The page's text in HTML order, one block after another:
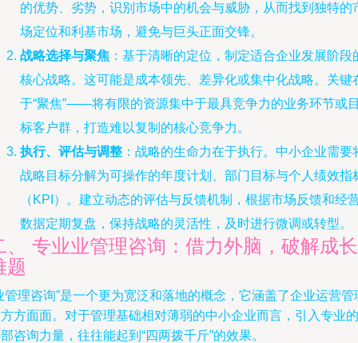
的优势、劣势，识别市场中的机会与威胁，从而找到独特的
场定位和利基市场，避免与巨头正面交锋。
战略选择与聚焦 ：基于清晰的定位，制定适合企业发展阶段
核心战略。这可能是成本领先、差异化或集中化战略。关键
于“聚焦”——将有限的资源集中于最具竞争力的业务环节或
标客户群，打造难以复制的核心竞争力。
执行、评估与调整 ：战略的生命力在于执行。中小企业需要
战略目标分解为可操作的年度计划、部门目标与个人绩效指
（KPI）。建立动态的评估与反馈机制，根据市场反馈和经
数据定期复盘，保持战略的灵活性，及时进行微调或转型。
、 专业业管理咨询：借力外脑，破解成长
题
管理咨询”是一个更为宽泛和落地的概念，它涵盖了企业运营管
方面面。对于管理基础相对薄弱的中小企业而言，引入专业的
咨询力量，往往能起到“四两拨千斤”的效果。